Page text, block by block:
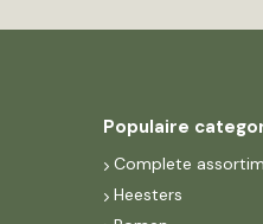
Populaire
Complete
Heesters